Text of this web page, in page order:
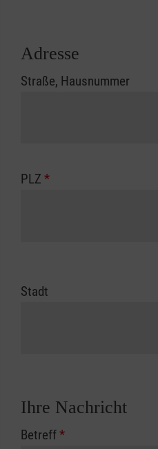
Adresse
Straße, Hausnummer
PLZ *
Stadt
Ihre Nachricht
Betreff*